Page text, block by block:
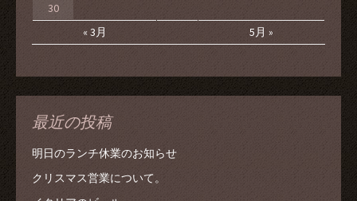
« 3月 5月 »
30
最近の投稿
明日のランチ休業のお知らせ
クリスマス営業について。